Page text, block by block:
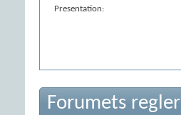
Presentation:
Forumets regler